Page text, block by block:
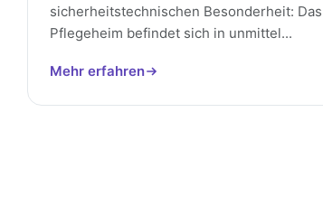
sicherheitstechnischen Besonderheit: Das
Pflegeheim befindet sich in unmittel...
Mehr erfahren